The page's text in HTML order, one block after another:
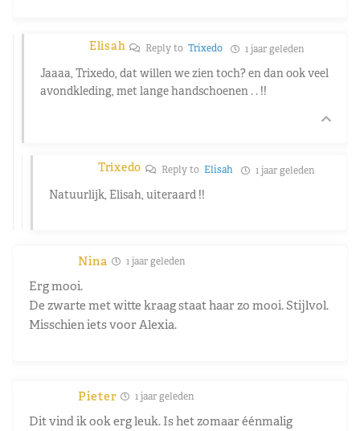
Elisah Reply toTrixedo 1 jaar geleden
Jaaaa, Trixedo, dat willen we zien toch? en dan ook veel
avondkleding, met lange handschoenen . . !!
Trixedo Reply to Elisah 1 jaar geleden
Natuurlijk, Elisah, uiteraard !!
Nina 1 jaar geleden
Erg mooi.
De zwarte met witte kraag staat haar zo mooi. Stijlvol.
Misschien iets voor Alexia.
Pieter 1 jaar geleden
Dit vind ik ook erg leuk. Is het zomaar éénmalig